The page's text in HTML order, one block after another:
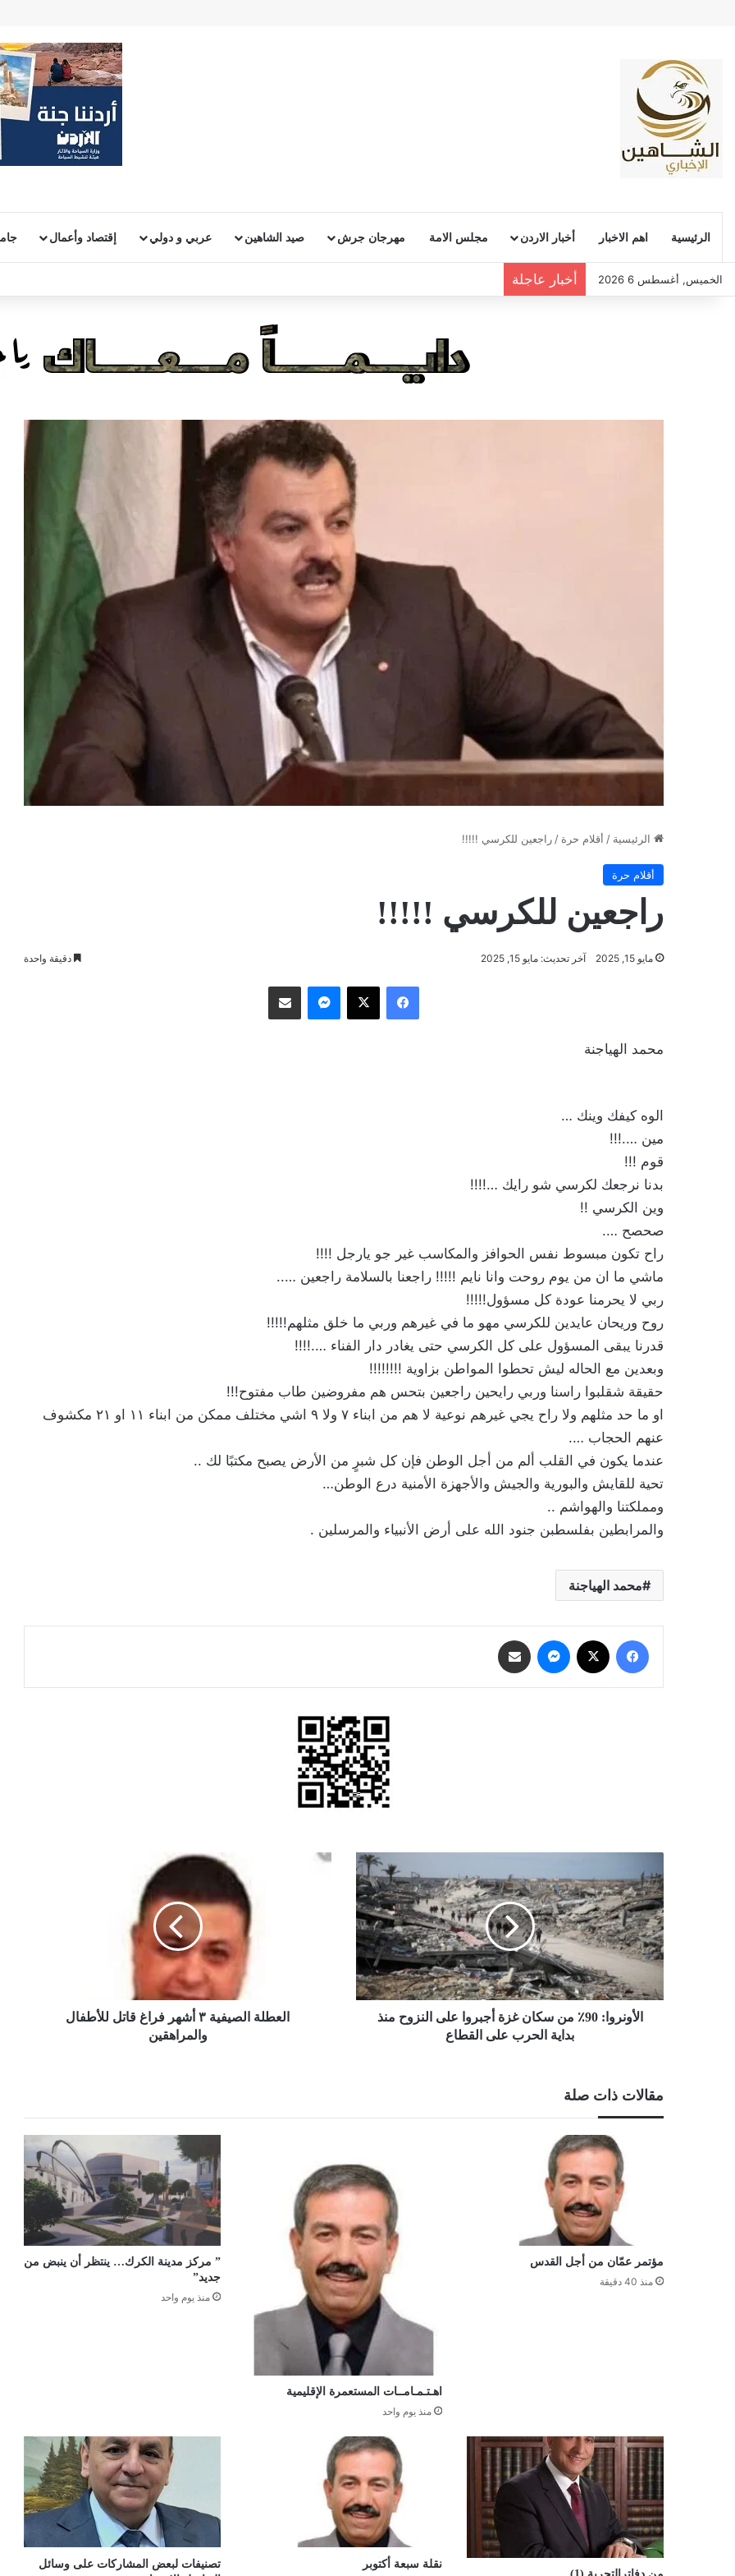
الرئيسية اهم الاخبار أخبار الاردن مجلس الامة مهرجان جرش صيد الشاهين عربي و دولي إقتصاد وأعمال
الخميس, أغسطس 6 2026 أخبار عاجلة
الرئيسية / أقلام حرة / راجعين للكرسي !!!!!
أقلام حرة
راجعين للكرسي !!!!!
مايو 15, 2025 آخر تحديث: مايو 15, 2025 دقيقة واحدة
فيسبوك ‫X ماسنجر مشاركة عبر البريد
محمد الهياجنة
الوه كيفك وينك …
مين ….!!!
قوم !!!
بدنا نرجعك لكرسي شو رايك …!!!!
وين الكرسي !!
صحصح ….
راح تكون مبسوط نفس الحوافز والمكاسب غير جو يارجل !!!!
ماشي ما ان من يوم روحت وانا نايم !!!!! راجعنا بالسلامة راجعين …..
ربي لا يحرمنا عودة كل مسؤول!!!!!
روح وريحان عايدين للكرسي مهو ما في غيرهم وربي ما خلق مثلهم!!!!!
قدرنا يبقى المسؤول على كل الكرسي حتى يغادر دار الفناء ….!!!!
وبعدين مع الحاله ليش تحطوا المواطن بزاوية !!!!!!!!
حقيقة شقلبوا راسنا وربي رايحين راجعين بتحس هم مفروضين طاب مفتوح!!!
او ما حد مثلهم ولا راح يجي غيرهم نوعية لا هم من ابناء ٧ ولا ٩ اشي مختلف ممكن من ابناء ١١ او ٢١ مكشوف
عنهم الحجاب ….
عندما يكون في القلب ألم من أجل الوطن فإن كل شبرٍ من الأرض يصبح مكتبًا لك ..
تحية للقايش والبورية والجيش والأجهزة الأمنية درع الوطن…
ومملكتنا والهواشم ..
والمرابطين بفلسطبن جنود الله على أرض الأنبياء والمرسلين .
محمد الهياجنة
فيسبوك ماسنجر
90٪
من
سكان
غزة
أجبروا
على
النزوح
منذ
الأونروا: 90٪ من سكان غزة أجبروا على النزوح منذ
بداية الحرب على القطاع
العطلة
العطلة الصيفية ٣ أشهر فراغ قاتل للأطفال
والمراهقين
مقالات ذات صلة
مؤتمر عمّان من أجل القدس
منذ 40 دقيقة
اهـتـمـامــات المستعمرة الإقليمية
منذ يوم واحد
” مركز مدينة الكرك… ينتظر أن ينبض من
جديد”
منذ يوم واحد
نقلة سبعة أكتوبر
تصنيفات لبعض المشاركات على وسائل